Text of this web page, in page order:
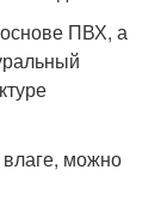
ПВХ, а
можно